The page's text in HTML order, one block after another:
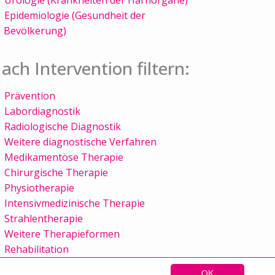
OK
Epidemiologie (Gesundheit der
Bevölkerung)
Intervention filtern:
Prävention
Labordiagnostik
Radiologische Diagnostik
Weitere diagnostische Verfahren
Medikamentöse Therapie
Chirurgische Therapie
Physiotherapie
Intensivmedizinische Therapie
Strahlentherapie
Weitere Therapieformen
Rehabilitation